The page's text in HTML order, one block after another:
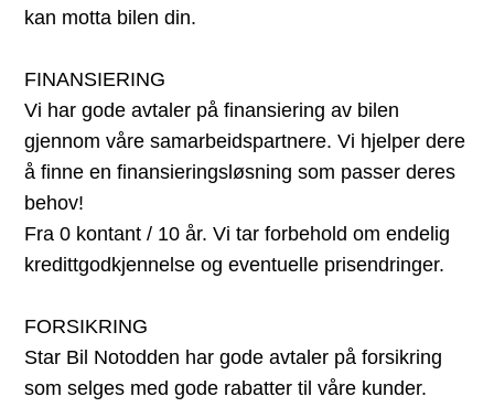
kan motta bilen din.
FINANSIERING
Vi har gode avtaler på finansiering av bilen
gjennom våre samarbeidspartnere. Vi hjelper dere
å finne en finansieringsløsning som passer deres
behov!
Fra 0 kontant / 10 år. Vi tar forbehold om endelig
kredittgodkjennelse og eventuelle prisendringer.
FORSIKRING
Star Bil Notodden har gode avtaler på forsikring
som selges med gode rabatter til våre kunder.